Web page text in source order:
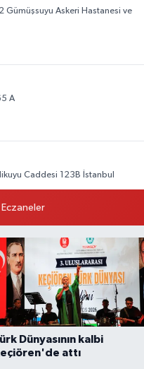
Gümüşsuyu Askeri Hastanesi ve
A
Caddesi 123B İstanbul
Dünyasının kalbi
attı